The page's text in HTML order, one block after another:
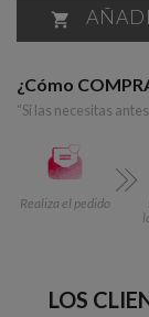

¿Cómo
“Si las necesitas
Realiza el pedido
LOS